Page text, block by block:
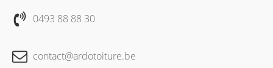
0493 88 88 30
contact@ardotoiture.be